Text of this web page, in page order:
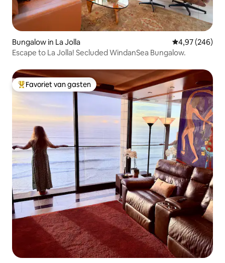
Bungalow in La Jolla Gemiddelde
4,97 (246)
Escape to La Jolla! Secluded WindanSea Bungalow.
Topfavoriet van gasten
Favoriet van gasten